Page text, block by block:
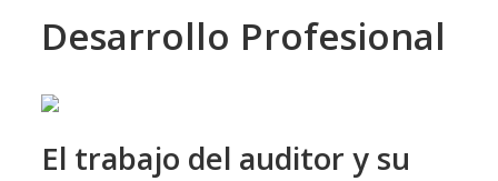
Desarrollo Profesional
El trabajo del auditor y su